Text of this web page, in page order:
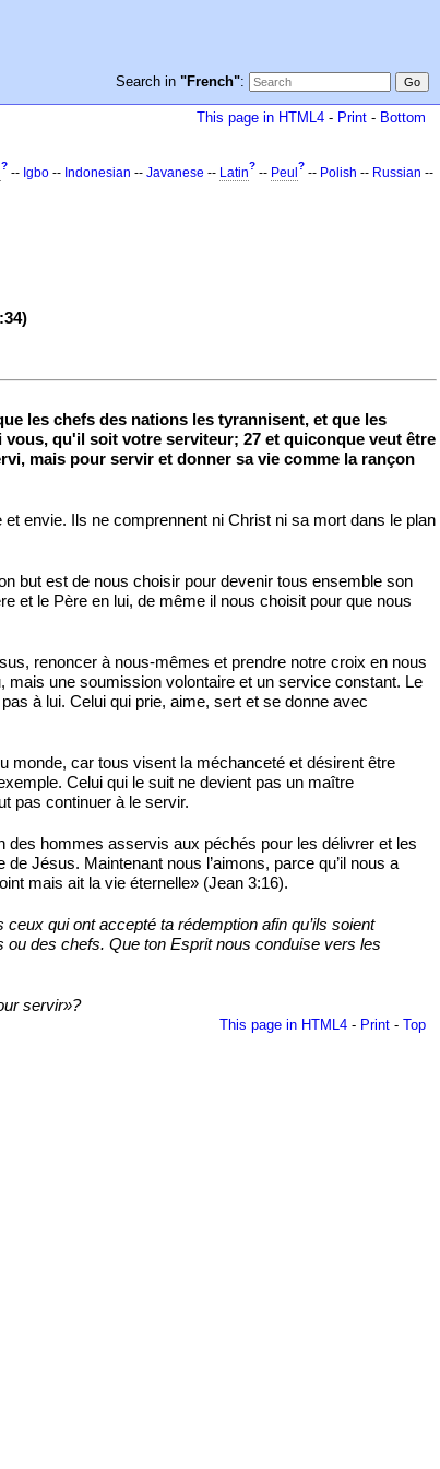
Search in "French":
This page in HTML4 - Print - Bottom
? -- Igbo -- Indonesian -- Javanese -- Latin? -- Peul ? -- Polish -- Russian --
les chefs des nations les tyrannisent, et que les
qu'il soit votre serviteur; 27 et quiconque veut être
mais pour servir et donner sa vie comme la rançon
envie. Ils ne comprennent ni Christ ni sa mort dans le plan
but est de nous choisir pour devenir tous ensemble son
et le Père en lui, de même il nous choisit pour que nous
renoncer à nous-mêmes et prendre notre croix en nous
mais une soumission volontaire et un service constant. Le
à lui. Celui qui prie, aime, sert et se donne avec
monde, car tous visent la méchanceté et désirent être
Celui qui le suit ne devient pas un maître
pas continuer à le servir.
hommes asservis aux péchés pour les délivrer et les
Jésus. Maintenant nous l’aimons, parce qu’il nous a
mais ait la vie éternelle» (Jean 3:16).
qui ont accepté ta rédemption afin qu’ils soient
des chefs. Que ton Esprit nous conduise vers les
servir»?
This page in HTML4 - Print - Top